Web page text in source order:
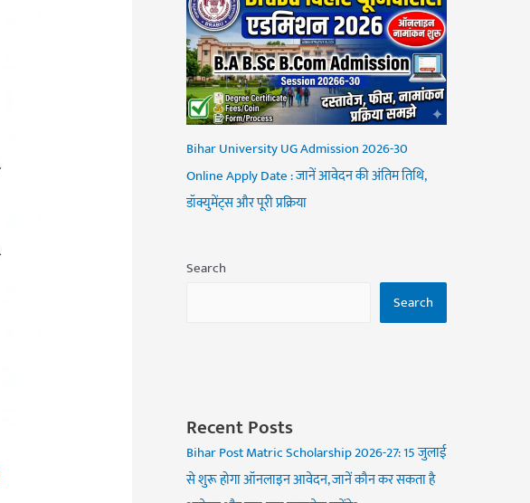
Bihar University UG Admission 2026-30
Online Apply Date : जानें आवेदन की अंतिम तिथि,
डॉक्युमेंट्स और पूरी प्रक्रिया
Search
Search
Recent Posts
Bihar Post Matric Scholarship 2026-27: 15 जुलाई
से शुरू होगा ऑनलाइन आवेदन, जानें कौन कर सकता है